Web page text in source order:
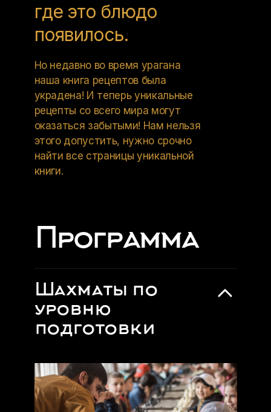
где это блюдо
появилось.
Но недавно во время урагана
наша книга рецептов была
украдена! И теперь уникальные
рецепты со всего мира могут
оказаться забытыми! Нам нельзя
этого допустить, нужно срочно
найти все страницы уникальной
книги.
Программа
Шахматы по
уровню
подготовки